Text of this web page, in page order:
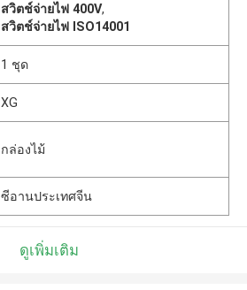
สวิตช์จ่ายไฟ 400V,
สวิตช์จ่ายไฟ ISO14001
1 ชุด
XG
กล่องไม้
ซีอานประเทศจีน
ดูเพิ่มเติม